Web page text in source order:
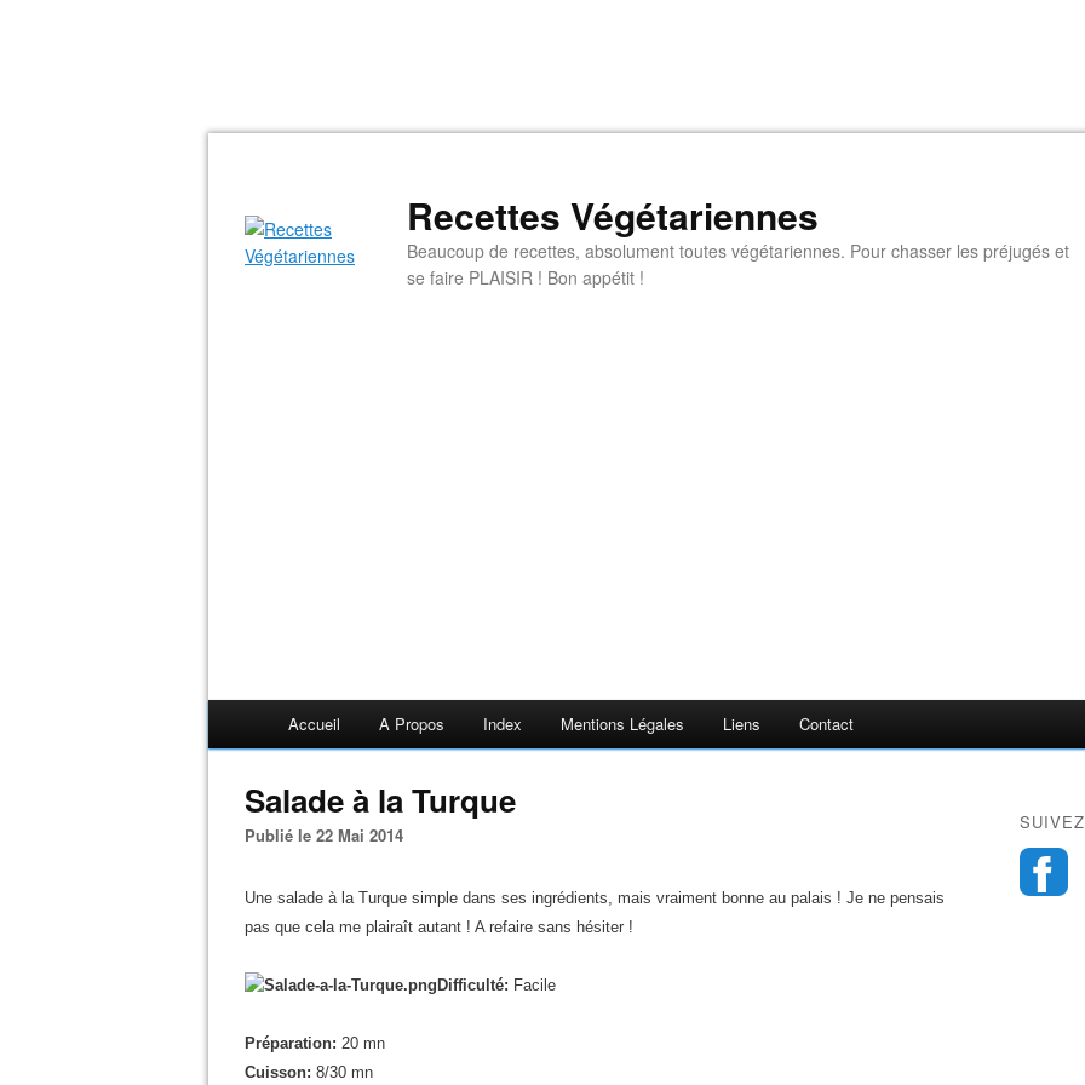
Recettes Végétariennes
Beaucoup de recettes, absolument toutes végétariennes. Pour chasser les préjugés et
se faire PLAISIR ! Bon appétit !
Accueil A Propos Index Mentions Légales Liens Contact
Salade à la Turque
Publié le 22 Mai 2014
Une salade à la Turque simple dans ses ingrédients, mais vraiment bonne au palais ! Je ne pensais
pas que cela me plairaît autant ! A refaire sans hésiter !
Difficulté: Facile
Préparation: 20 mn
Cuisson: 8/30 mn